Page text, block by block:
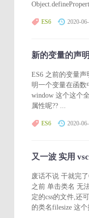
ES6 2020-
新的变量的声
ES6 之前的变量
明一个变量在函
window 这个这个
属性呢?? ...
ES6 2020-
又一波 实用
废话不说 干就完
之前 单击类名 无
定的css的文件,还
的类名filesize 这个